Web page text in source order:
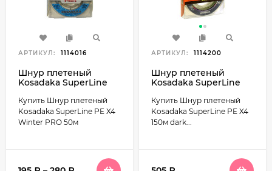
АРТИКУЛ: 1114016
Шнур плетеный
Kosadaka SuperLine
Купить Шнур плетеный
Kosadaka SuperLine PE X4
Winter PRO 50м
АРТИКУЛ: 1114200
Шнур плетеный
Kosadaka SuperLine
Купить Шнур плетеный
Kosadaka SuperLine PE X4
150м dark...